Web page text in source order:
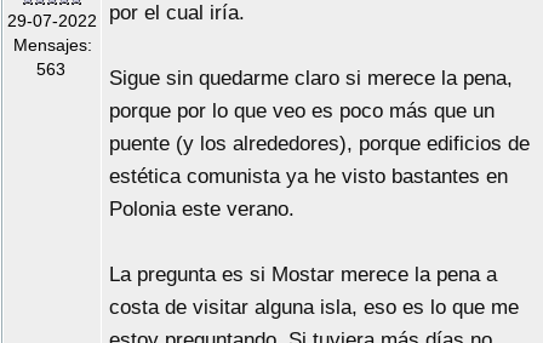
29-07-2022
Mensajes:
563
por el cual iría.
Sigue sin quedarme claro si merece la pena,
porque por lo que veo es poco más que un
puente (y los alrededores), porque edificios de
estética comunista ya he visto bastantes en
Polonia este verano.
La pregunta es si Mostar merece la pena a
costa de visitar alguna isla, eso es lo que me